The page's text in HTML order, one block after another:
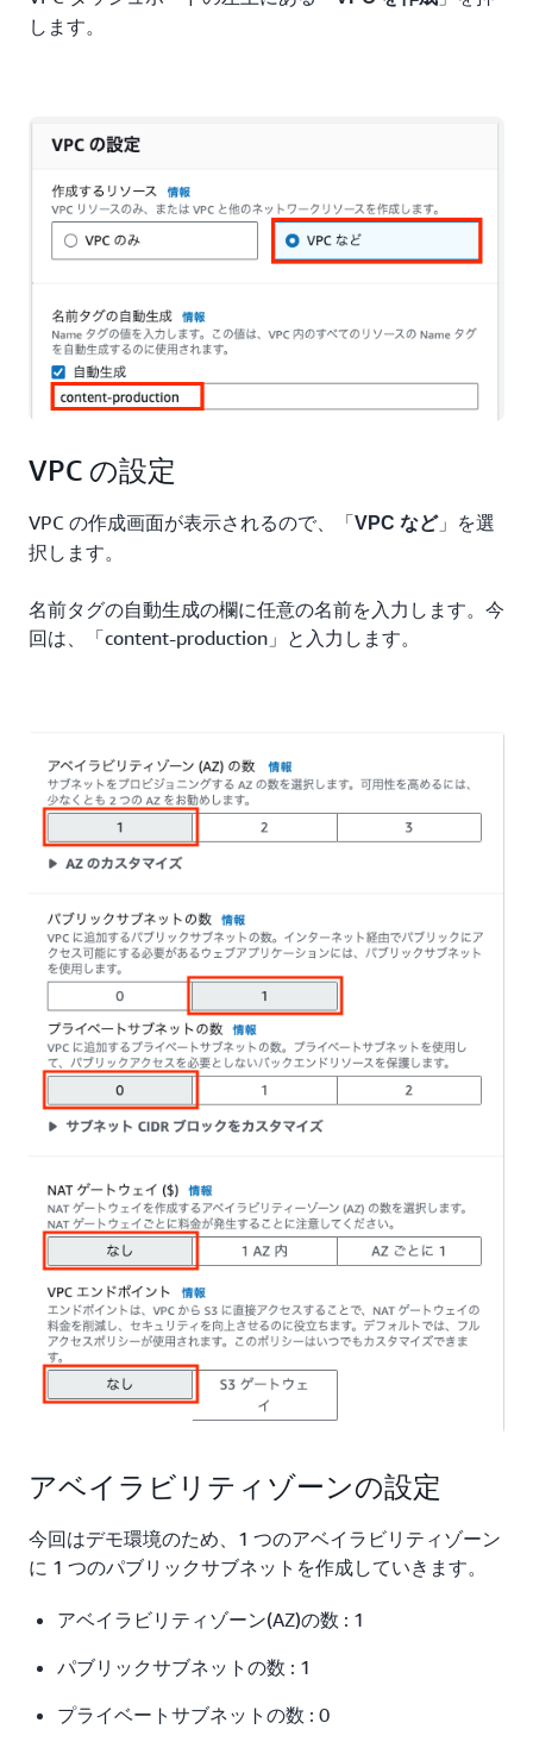
します。
VPC の設定
VPC の作成画面が表示されるので、「VPC など」を選
択します。
名前タグの自動生成の欄に任意の名前を入力します。今
回は、「content-production」と入力します。
アベイラビリティゾーンの設定
今回はデモ環境のため、1 つのアベイラビリティゾーン
に 1 つのパブリックサブネットを作成していきます。
アベイラビリティゾーン(AZ)の数 : 1
パブリックサブネットの数 : 1
プライベートサブネットの数 : 0